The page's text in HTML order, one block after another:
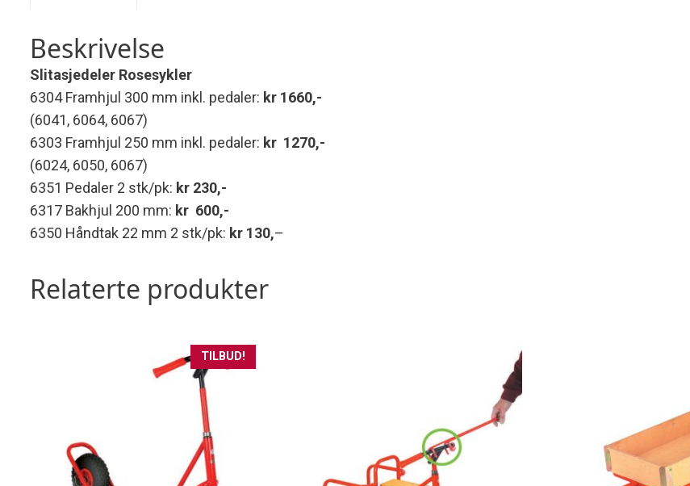
Beskrivelse
Slitasjedeler Rosesykler
6304 Framhjul 300 mm inkl. pedaler: kr 1660,-
(6041, 6064, 6067)
6303 Framhjul 250 mm inkl. pedaler: kr 1270,-
(6024, 6050, 6067)
6351 Pedaler 2 stk/pk: kr 230,-
6317 Bakhjul 200 mm: kr 600,-
6350 Håndtak 22 mm 2 stk/pk: kr 130,–
Relaterte produkter
TILBUD!